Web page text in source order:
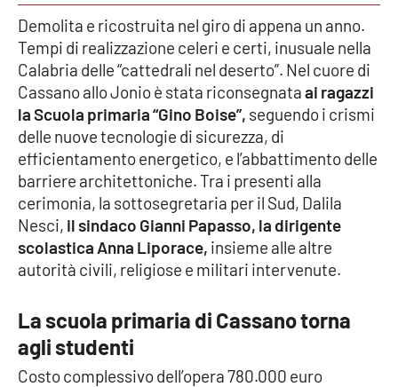
VIDEO
Ambiente
Cronaca
Cultura
Economia e Lavoro
Politica
Sanità
Società
Demolita e ricostruita nel giro di appena un anno.
Tempi di realizzazione celeri e certi, inusuale nella
Calabria delle “cattedrali nel deserto”. Nel cuore di
Cassano allo Jonio è stata riconsegnataai ragazzi
la Scuola primaria “Gino Boise”, seguendo i crismi
delle nuove tecnologie di sicurezza, di
efficientamento energetico, e l’abbattimento delle
barriere architettoniche. Tra i presenti alla
cerimonia, la sottosegretaria per il Sud, Dalila
Nesci, il sindaco Gianni Papasso, la dirigente
scolastica Anna Liporace, insieme alle altre
autorità civili, religiose e militari intervenute.
La scuola primaria di Cassano torna
agli studenti
Costo complessivo dell’opera 780.000 euro